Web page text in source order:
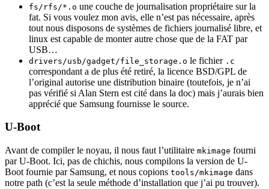
fs/rfs/*.o une couche de journalisation propriétaire sur la
fat. Si vous voulez mon avis, elle n’est pas nécessaire, après
tout nous disposons de systèmes de fichiers journalisé libre, et
linux est capable de monter autre chose que de la FAT par
USB…
drivers/usb/gadget/file_storage.o le fichier .c
correspondant a de plus été retiré, la licence BSD/GPL de
l’original autorise une distribution binaire (toutefois, je n’ai
pas vérifié si Alan Stern est cité dans la doc) mais j’aurais bien
apprécié que Samsung fournisse le source.
U-Boot
Avant de compiler le noyau, il nous faut l’utilitaire mkimage fourni
par U-Boot. Ici, pas de chichis, nous compilons la version de U-
Boot fournie par Samsung, et nous copions tools/mkimage dans
notre path (c’est la seule méthode d’installation que j’ai pu trouver).